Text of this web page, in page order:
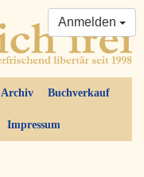
Archiv Buchverkauf
Impressum
Anmelden